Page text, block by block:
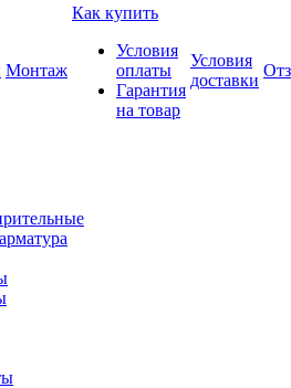
Монтаж
Как купить
Условия
оплаты
Гарантия
на товар
Условия
доставки